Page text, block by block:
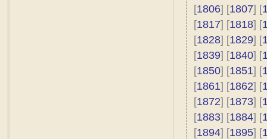
[1806] [1807] [
[1817] [1818] [
[1828] [1829] [
[1839] [1840] [
[1850] [1851] [
[1861] [1862] [
[1872] [1873] [
[1883] [1884] [
[1894] [1895] [